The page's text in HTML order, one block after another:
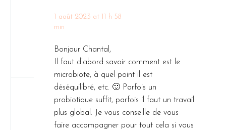
1 août 2023 at 11 h 58
min
Bonjour Chantal,
Il faut d’abord savoir comment est le
microbiote, à quel point il est
déséquilibré, etc. 🙂 Parfois un
probiotique suffit, parfois il faut un travail
plus global. Je vous conseille de vous
faire accompagner pour tout cela si vous